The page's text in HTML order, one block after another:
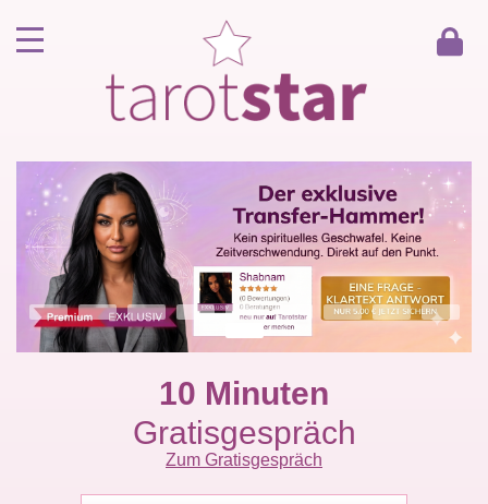
Kunde werden
Berater werden
Kartenlegen Gratisgespräch
Gästebuch
10 Minuten
Gratisgespräch
Zum Gratisgespräch